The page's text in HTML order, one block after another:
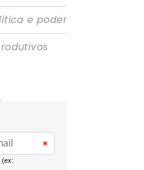
e poder